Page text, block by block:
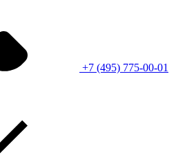
+7 (495) 775-00-01